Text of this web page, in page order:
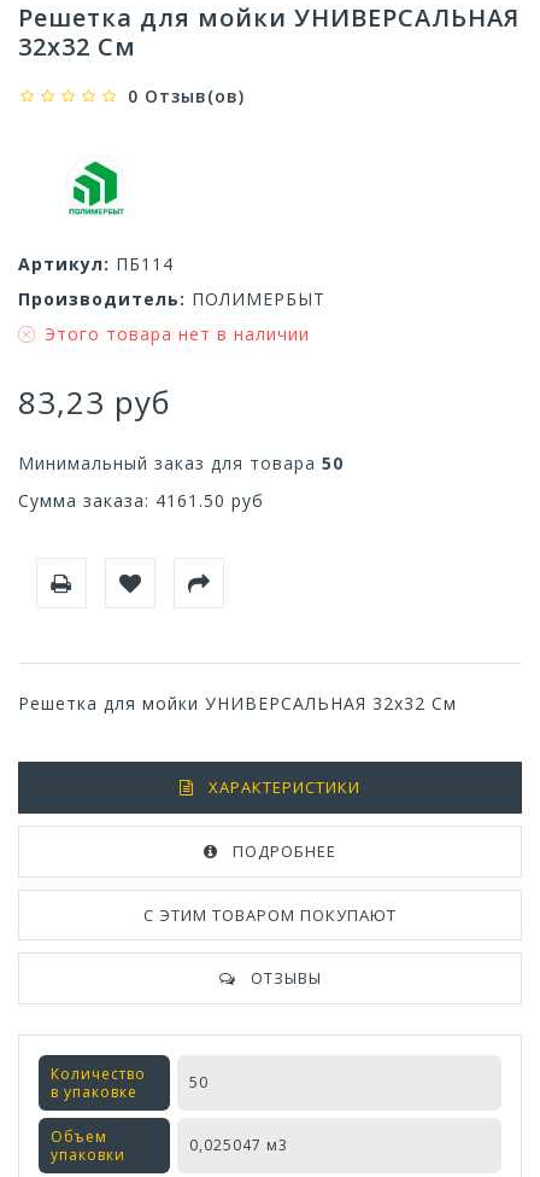
Решетка для мойки УНИВЕРСАЛЬНАЯ
32х32 См
0 Отзыв(ов)
Артикул: ПБ114
Производитель: ПОЛИМЕРБЫТ
Этого товара нет в наличии
83,23 руб
Минимальный заказ для товара 50
Сумма заказа: 4161.50 руб
Решетка для мойки УНИВЕРСАЛЬНАЯ 32х32 См
ХАРАКТЕРИСТИКИ
ПОДРОБНЕЕ
С ЭТИМ ТОВАРОМ ПОКУПАЮТ
ОТЗЫВЫ
Количество
в упаковке
50
Объем
упаковки
0,025047 м3